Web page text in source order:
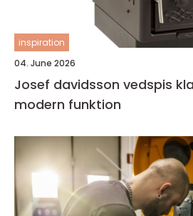
inspiration
04. June 2026
Josef davidsson vedspis klassisk värme med
modern funktion